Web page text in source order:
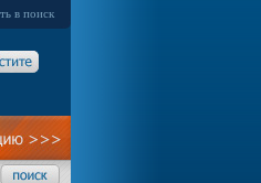
в поиск